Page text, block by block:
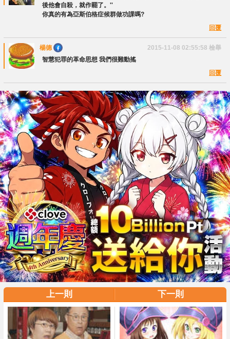
後他會自殺，就作罷了。''
你真的有為亞斯伯格症候群做功課嗎?
回覆
楊德 2015-11-08 02:55:58 檢舉
智慧犯罪的革命思想 我們很難動搖
回覆
上一則 下一則